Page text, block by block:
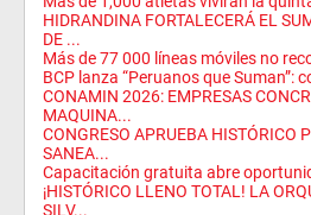
HIDRANDINA FORTALECERÁ EL
DE ...
Más de 77 000 líneas móviles no
BCP lanza “Peruanos que Suman”:
CONAMIN 2026: EMPRESAS
MAQUINA...
CONGRESO APRUEBA HISTÓRICO
SANEA...
Capacitación gratuita abre
​¡HISTÓRICO LLENO TOTAL! LA
SILV...